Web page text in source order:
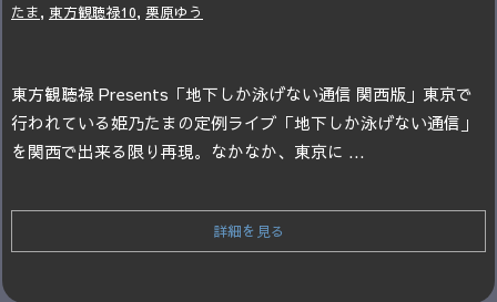
たま, 東方観聴禄10, 栗原ゆう
東方観聴禄 Presents 「地下しか泳げない通信 関西版」 東京で
行われている姫乃たまの定例ライブ「地下しか泳げない通信」
を関西で出来る限り再現。 なかなか、東京に ...
詳細を見る